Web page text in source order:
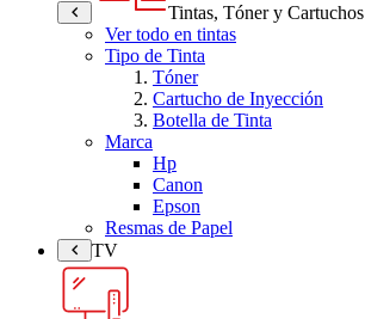
Tintas, Tóner y Cartuchos
Ver todo en tintas
Tipo de Tinta
Tóner
Cartucho de Inyección
Botella de Tinta
Marca
Hp
Canon
Epson
Resmas de Papel
TV